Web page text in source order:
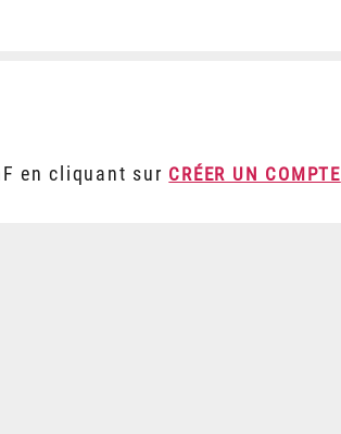
en cliquant sur CRÉER UN COMPTE